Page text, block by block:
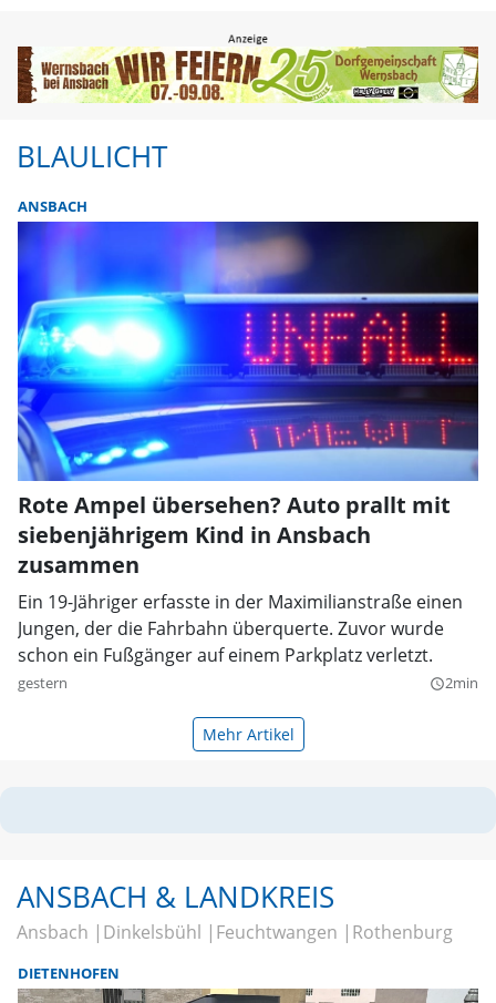
BLAULICHT
ANSBACH
Rote Ampel übersehen? Auto prallt mit
siebenjährigem Kind in Ansbach
zusammen
Ein 19-Jähriger erfasste in der Maximilianstraße einen
Jungen, der die Fahrbahn überquerte. Zuvor wurde
schon ein Fußgänger auf einem Parkplatz verletzt.
gestern query_builder2min
Mehr Artikel
ANSBACH & LANDKREIS
Ansbach Dinkelsbühl Feuchtwangen Rothenburg
DIETENHOFEN